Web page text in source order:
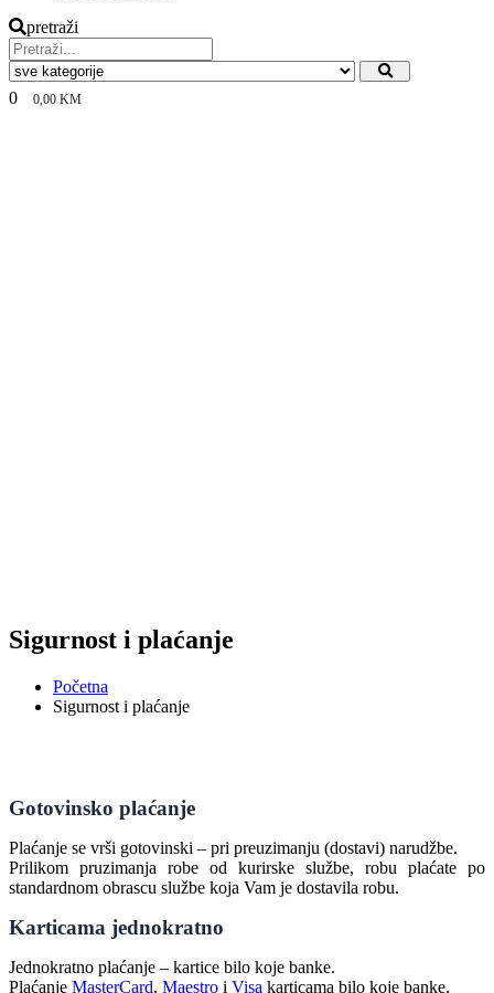
pretraži
0 0,00 KM
Sigurnost i plaćanje
Početna
Sigurnost i plaćanje
Gotovinsko plaćanje
Plaćanje se vrši gotovinski – pri preuzimanju (dostavi) narudžbe.
Prilikom pruzimanja robe od kurirske službe, robu plaćate po
standardnom obrascu službe koja Vam je dostavila robu.
Karticama jednokratno
Jednokratno plaćanje – kartice bilo koje banke.
Plaćanje MasterCard, Maestro i Visa karticama bilo koje banke.